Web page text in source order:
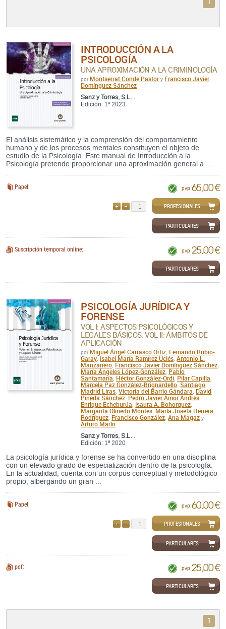
INTRODUCCIÓN A LA
PSICOLOGÍA
UNA APROXIMACIÓN A LA CRIMINOLOGÍA
por Montserrat Conde Pastor y Francisco Javier
Domínguez Sánchez
Sanz y Torres, S.L. .
Edición: 1ª 2023
El análisis sistemático y la comprensión del comportamiento
humano y de los procesos mentales constituyen el objeto de
estudio de la Psicología. Este manual de Introducción a la
Psicología pretende proporcionar una aproximación general a ...
Papel: pvp. 65,00 €
QUITARPROFESIONALES
PARTICULARES
Suscripción temporal online: pvp. 25,00 €
PARTICULARES
PSICOLOGÍA JURÍDICA Y
FORENSE
VOL I: ASPECTOS PSICOLÓGICOS Y
LEGALES BÁSICOS. VOL II: ÁMBITOS DE
APLICACIÓN
por Miguel Ángel Carrasco Ortiz Fernando Rubio-
Garay Isabel María Ramírez Uclés ,Antonio L.
Manzanero Francisco Javier Domínguez Sánchez
María Ángeles López-González Pablo
Santamaría Héctor González-Ordi Pilar Capilla
Marcela Paz González-Brignardello ,Santiago
Madrid Liras ,Victoria del Barrio Gándara David
Pineda Sánchez Pedro Javier Amor Andrés
Enrique Echeburúa Isaura A. Bohorquez
Margarita Olmedo Montes María Josefa Herrera
Rodríguez Francisco González ,Ana Magaz y
Arturo Marín
Sanz y Torres, S.L. .
Edición: 1ª 2020
La psicología jurídica y forense se ha convertido en una disciplina
con un elevado grado de especialización dentro de la psicología.
En la actualidad, cuenta con un corpus conceptual y metodológico
propio, albergando un gran ...
Papel: pvp. 60,00 €
QUITARPROFESIONALES
PARTICULARES
pdf: pvp. 25,00 €
PARTICULARES
1